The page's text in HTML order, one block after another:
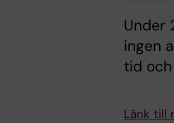
Under
ingen
tid
Länk till